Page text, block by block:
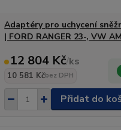
Adaptéry pro uchycení
| FORD RANGER 23-, VW
12 804 Kč/ks
10 581 Kčbez DPH
Přidat do